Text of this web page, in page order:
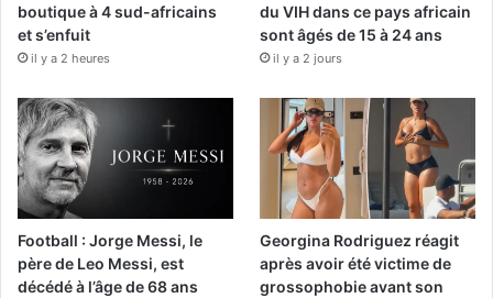
boutique à 4 sud-africains
et s’enfuit
il y a 2 heures
du VIH dans ce pays africain
sont âgés de 15 à 24 ans
il y a 2 jours
Football : Jorge Messi, le
père de Leo Messi, est
décédé à l’âge de 68 ans
Georgina Rodriguez réagit
après avoir été victime de
grossophobie avant son